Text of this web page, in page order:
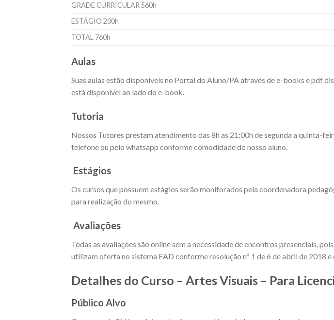
GRADE CURRICULAR 560h
ESTÁGIO 200h
TOTAL 760h
Aulas
Suas aulas estão disponíveis no Portal do Aluno/PA através de e-books e pdf
está disponível ao lado do e-book.
Tutoria
Nossos Tutores prestam atendimento das 8h as 21:00h de segunda a quinta-
telefone ou pelo whatsapp conforme comodidade do nosso aluno.
Estágios
Os cursos que possuem estágios serão monitorados pela coordenadora
para realização do mesmo.
Avaliações
Todas as avaliações são online sem a necessidade de encontros presenciais,
utilizam oferta no sistema EAD conforme resolução nº 1 de 6 de abril de
Detalhes do Curso – Artes Visuais – Para
Público Alvo